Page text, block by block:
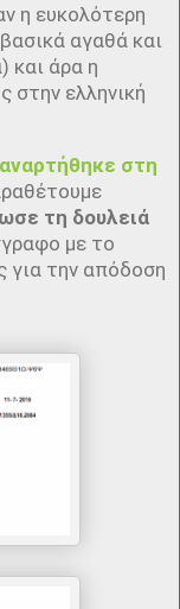
η ευκολότερη
αγαθά και
και άρα η
στην ελληνική
στη
τη δουλειά
με το
για την απόδοση